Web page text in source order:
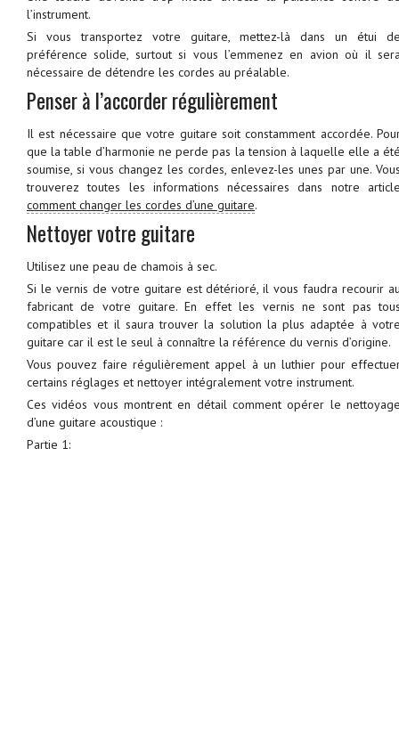
l’instrument.
Si vous transportez votre guitare, mettez-là dans un étui
préférence solide, surtout si vous l’emmenez en avion où il
nécessaire de détendre les cordes au préalable.
Penser à l’accorder régulièrement
Il est nécessaire que votre guitare soit constamment accordée.
que la table d’harmonie ne perde pas la tension à laquelle elle a
soumise, si vous changez les cordes, enlevez-les unes par une.
trouverez toutes les informations nécessaires dans notre
comment changer les cordes d’une guitare.
Nettoyer votre guitare
Utilisez une peau de chamois à sec.
Si le vernis de votre guitare est détérioré, il vous faudra recourir
fabricant de votre guitare. En effet les vernis ne sont pas
compatibles et il saura trouver la solution la plus adaptée à
guitare car il est le seul à connaître la référence du vernis d’origine.
Vous pouvez faire régulièrement appel à un luthier pour
certains réglages et nettoyer intégralement votre instrument.
Ces vidéos vous montrent en détail comment opérer le
d’une guitare acoustique :
Partie 1: